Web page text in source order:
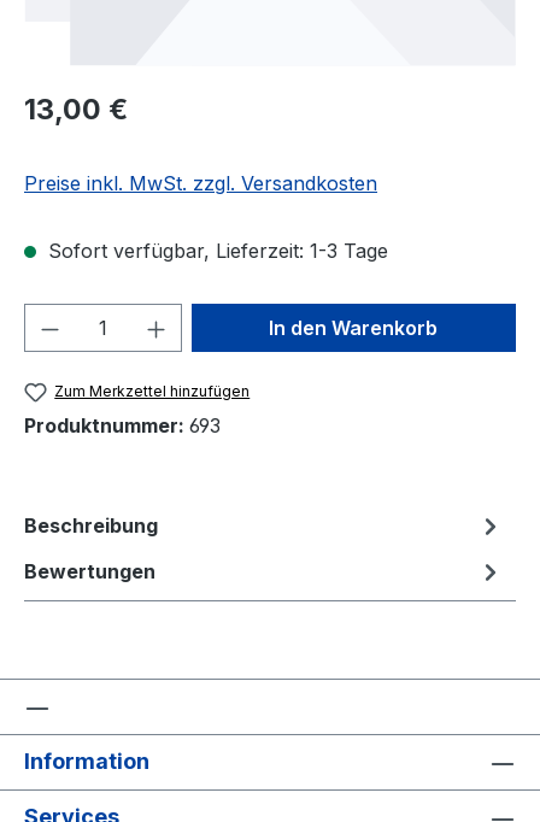
Regulärer Preis:
13,00 €
Preise inkl. MwSt. zzgl. Versandkosten
Sofort verfügbar, Lieferzeit: 1-3 Tage
Produkt Anzahl: Gib denIn den Warenkorb
Zum Merkzettel hinzufügen
Produktnummer: 693
Beschreibung
Bewertungen
Information
Services